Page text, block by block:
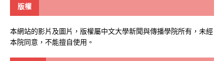
版權
本網站的影片及圖片，版權屬中文大學新聞與傳播學院所有，未經
本院同意，不能擅自使用。